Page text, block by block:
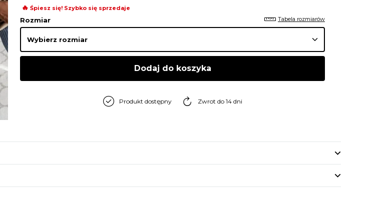
🔥 Śpiesz się! Szybko się sprzedaje
Rozmiar Tabela rozmiarów
Dodaj do koszyka
Produkt dostępny Zwrot do 14 dni